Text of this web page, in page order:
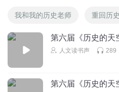
我和我的历史老师 重回历史
第六届《历史的天
人文读书声 289
第六届《历史的天